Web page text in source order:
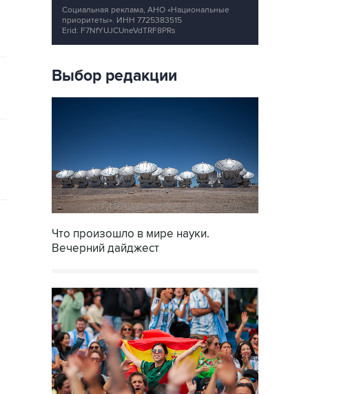
Социальная реклама, АНО «Национальные
приоритеты». ИНН 7725383515
Erid: F7NfYUJCUneVdTRF8PRs
Выбор редакции
Что произошло в мире науки.
Вечерний дайджест